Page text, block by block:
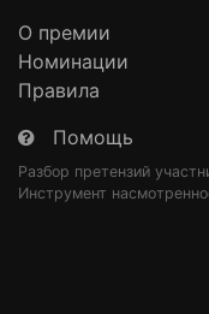
О премии
Номинации
Правила
Помощь
Разбор претензий
Инструмент